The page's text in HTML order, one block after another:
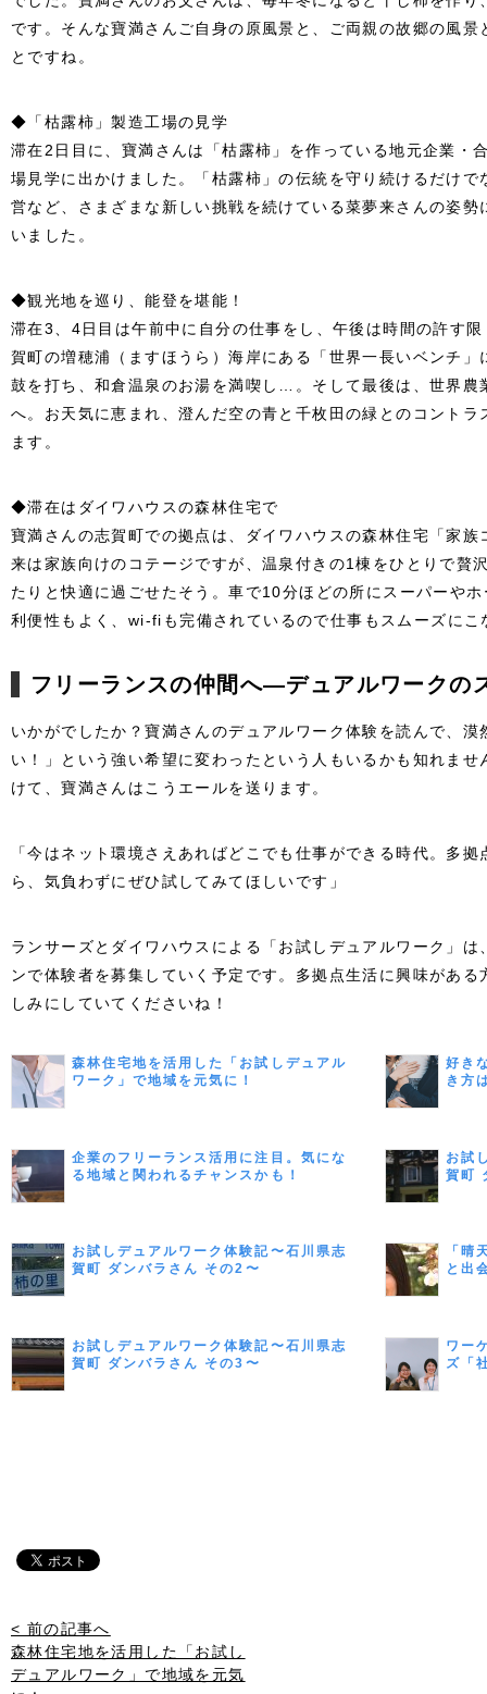
です。そんな寶満さんご自身の原風景と、ご両親の故郷の風
とですね。
◆「枯露柿」製造工場の見学
滞在2日目に、寶満さんは「枯露柿」を作っている地元企業・
場見学に出かけました。「枯露柿」の伝統を守り続けるだけ
営など、さまざまな新しい挑戦を続けている菜夢来さんの姿
いました。
◆観光地を巡り、能登を堪能！
滞在3、4日目は午前中に自分の仕事をし、午後は時間の許す
賀町の増穂浦（ますほうら）海岸にある「世界一長いベンチ
鼓を打ち、和倉温泉のお湯を満喫し…。そして最後は、世界農
へ。お天気に恵まれ、澄んだ空の青と千枚田の緑とのコント
ます。
◆滞在はダイワハウスの森林住宅で
寶満さんの志賀町での拠点は、ダイワハウスの森林住宅「家
来は家族向けのコテージですが、温泉付きの1棟をひとりで贅
たりと快適に過ごせたそう。車で10分ほどの所にスーパーや
利便性もよく、wi-fiも完備されているので仕事もスムーズにこ
フリーランスの仲間へ―デュアルワークの
いかがでしたか？寶満さんのデュアルワーク体験を読んで、
い！」という強い希望に変わったという人もいるかも知れま
けて、寶満さんはこうエールを送ります。
「今はネット環境さえあればどこでも仕事ができる時代。多
ら、気負わずにぜひ試してみてほしいです」
ランサーズとダイワハウスによる「お試しデュアルワーク」
ンで体験者を募集していく予定です。多拠点生活に興味があ
しみにしていてくださいね！
森林住宅地を活用した「お試しデュアル
ワーク」で地域を元気に！
好き
き方
企業のフリーランス活用に注目。気にな
る地域と関われるチャンスかも！
お試
賀町
お試しデュアルワーク体験記〜石川県志
賀町 ダンバラさん その2〜
「晴
と出
お試しデュアルワーク体験記〜石川県志
賀町 ダンバラさん その3〜
ワー
ズ「
< 前の記事へ
森林住宅地を活用した「お試し
デュアルワーク」で地域を元気